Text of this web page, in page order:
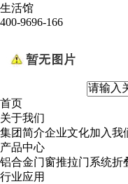
生活馆
400-9696-166
首页
关于我们
集团简介企业文化加入我
产品中心
铝合金门窗推拉门系统折
行业应用